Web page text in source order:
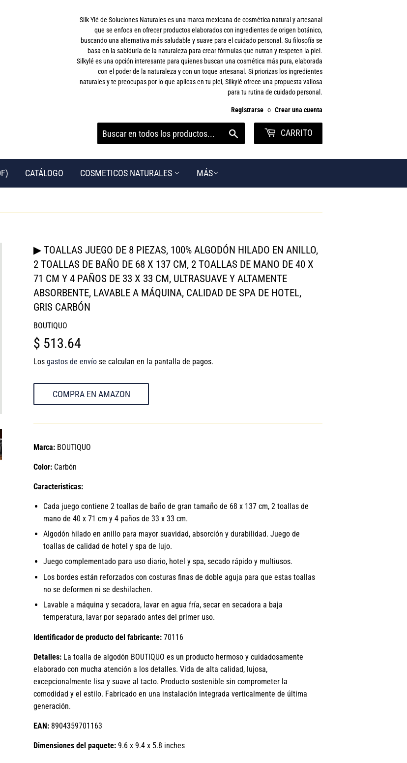
Silk Ylé de Soluciones Naturales es una marca mexicana de cosmética natural y artesanal
que se enfoca en ofrecer productos elaborados con ingredientes de origen botánico,
buscando una alternativa más saludable y suave para el cuidado personal. Su filosofía se
basa en la sabiduría de la naturaleza para crear fórmulas que nutran y respeten la piel.
Silkylé es una opción interesante para quienes buscan una cosmética más pura, elaborada
con el poder de la naturaleza y con un toque artesanal. Si priorizas los ingredientes
naturales y te preocupas por lo que aplicas en tu piel, Silkylé ofrece una propuesta valiosa
para tu rutina de cuidado personal.
Registrarse o Crear una cuenta
CARRITO
CATÁLOGO COSMETICOS NATURALES MÁS
▶ TOALLAS JUEGO DE 8 PIEZAS, 100% ALGODÓN HILADO EN ANILLO,
2 TOALLAS DE BAÑO DE 68 X 137 CM, 2 TOALLAS DE MANO DE 40 X
71 CM Y 4 PAÑOS DE 33 X 33 CM, ULTRASUAVE Y ALTAMENTE
ABSORBENTE, LAVABLE A MÁQUINA, CALIDAD DE SPA DE HOTEL,
GRIS CARBÓN
BOUTIQUO
$ 513.64
513.64
Los gastos de envío se calculan en la pantalla de pagos.
COMPRA EN AMAZON
Marca: BOUTIQUO
Color: Carbón
Caracteristicas:
Cada juego contiene 2 toallas de baño de gran tamaño de 68 x 137 cm, 2 toallas de
mano de 40 x 71 cm y 4 paños de 33 x 33 cm.
Algodón hilado en anillo para mayor suavidad, absorción y durabilidad. Juego de
toallas de calidad de hotel y spa de lujo.
Juego complementado para uso diario, hotel y spa, secado rápido y multiusos.
Los bordes están reforzados con costuras finas de doble aguja para que estas toallas
no se deformen ni se deshilachen.
Lavable a máquina y secadora, lavar en agua fría, secar en secadora a baja
temperatura, lavar por separado antes del primer uso.
Identificador de producto del fabricante: 70116
Detalles: La toalla de algodón BOUTIQUO es un producto hermoso y cuidadosamente
elaborado con mucha atención a los detalles. Vida de alta calidad, lujosa,
excepcionalmente lisa y suave al tacto. Producto sostenible sin comprometer la
comodidad y el estilo. Fabricado en una instalación integrada verticalmente de última
generación.
EAN: 8904359701163
Dimensiones del paquete: 9.6 x 9.4 x 5.8 inches